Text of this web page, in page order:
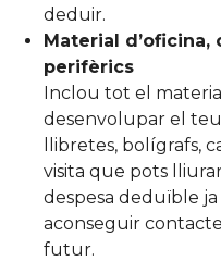
deduir.
Material
perifèrics
Inclou tot el
desenvolupar el
llibretes, bolígrafs,
visita que pots
despesa deduïble
aconseguir
futur.